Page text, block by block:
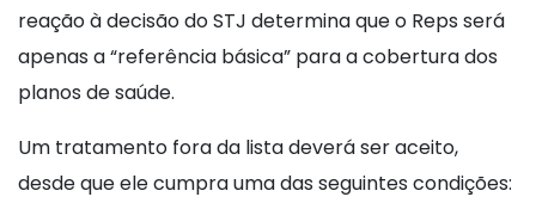
reação à decisão do STJ determina que o Reps será
apenas a “referência básica” para a cobertura dos
planos de saúde.
Um tratamento fora da lista deverá ser aceito,
desde que ele cumpra uma das seguintes condições: